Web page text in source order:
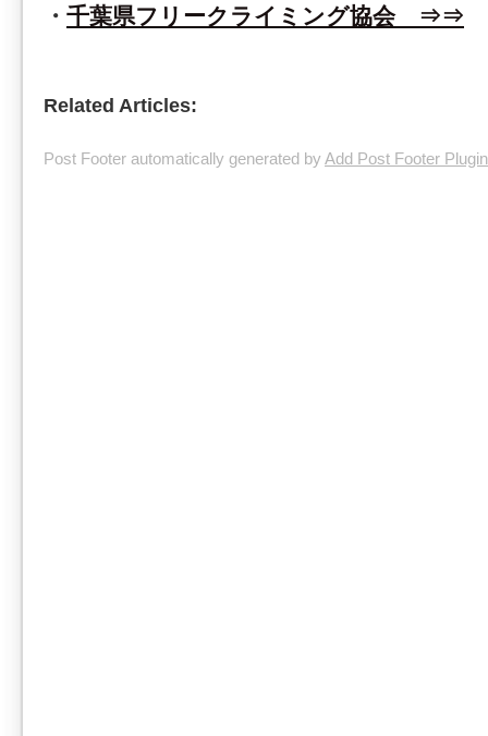
・ 千葉県フリークライミング協会 ⇒⇒
Related Articles:
Post Footer automatically generated by Add Post Footer Plugin